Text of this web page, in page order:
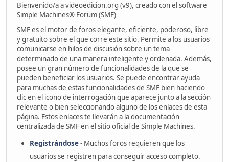
Bienvenido/a a videoedicion.org (v9), creado con el software
Simple Machines® Forum (SMF)
SMF es el motor de foros elegante, eficiente, poderoso, libre
y gratuito sobre el que corre este sitio. Permite a los usuarios
comunicarse en hilos de discusión sobre un tema
determinado de una manera inteligente y ordenada. Además,
posee un gran número de funcionalidades de la que se
pueden beneficiar los usuarios. Se puede encontrar ayuda
para muchas de estas funcionalidades de SMF bien haciendo
clic en el icono de interrogación que aparece junto a la sección
relevante o bien seleccionando alguno de los enlaces de esta
página. Estos enlaces te llevarán a la documentación
centralizada de SMF en el sitio oficial de Simple Machines.
Registrándose- Muchos foros requieren que los
usuarios se registren para conseguir acceso completo.